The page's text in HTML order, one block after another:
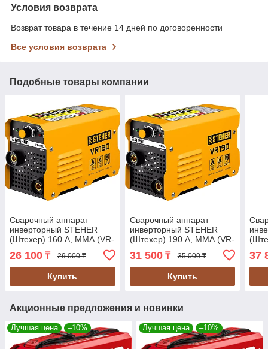
Условия возврата
Возврат товара в течение 14 дней по договоренности
Все условия возврата
Подобные товары компании
Сварочный аппарат
инверторный STEHER
(Штехер) 160 А, ММА (VR-
26 100 ₸ 29 000 ₸
Купить
Сварочный аппарат
инверторный STEHER
(Штехер) 190 А, ММА (VR-
31 500₸ 35 000 ₸
Купить
37
Акционные предложения и новинки
Лучшая цена –10% Лучшая цена –10%